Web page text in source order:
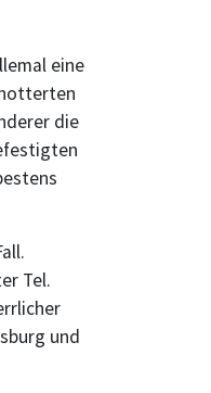
eine
die
Tel.
und